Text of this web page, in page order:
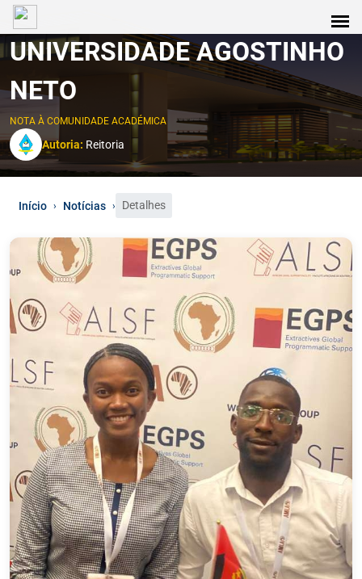
UNIVERSIDADE AGOSTINHO
NETO
NOTA À COMUNIDADE ACADÉMICA
Autoria: Reitoria
Início › Notícias › Detalhes
0